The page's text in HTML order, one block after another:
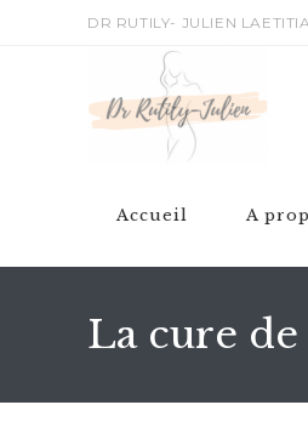
DR RUTILY- JULIEN
Accueil A
La cure